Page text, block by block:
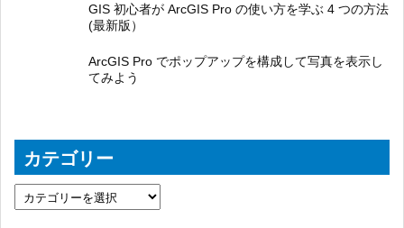
GIS 初心者が ArcGIS Pro の使い方を学ぶ 4 つの方法
(最新版）
ArcGIS Pro でポップアップを構成して写真を表示し
てみよう
カテゴリー